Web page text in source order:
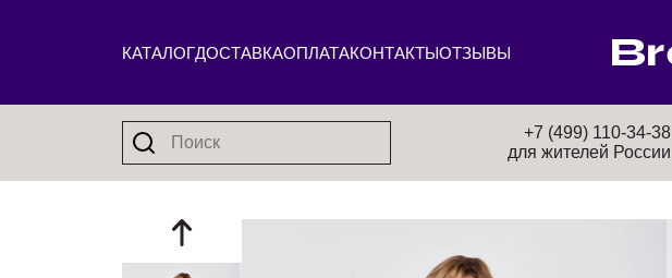
КАТАЛОГДОСТАВКАОПЛАТАКОНТАКТЫОТЗЫВЫ
+7 (499) 110-34-38
для жителей России